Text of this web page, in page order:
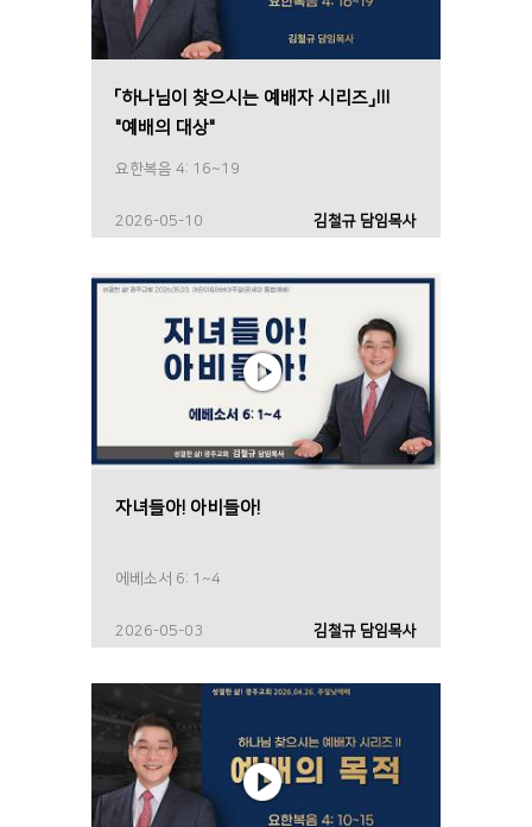
「하나님이 찾으시는 예배자 시리즈」Ⅲ
"예배의 대상"
요한복음 4: 16~19
2026-05-10 김철규 담임목사
자녀들아! 아비들아!
에베소서 6: 1~4
2026-05-03 김철규 담임목사